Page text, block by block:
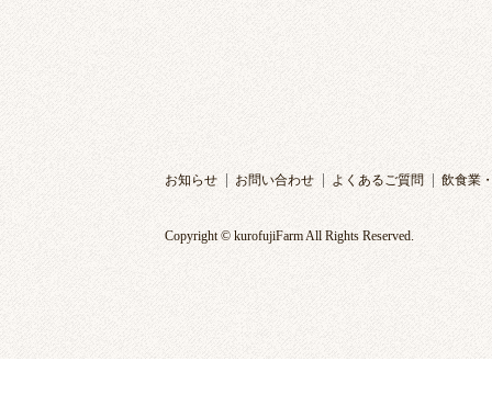
お知らせ お問い合わせ よくあるご質問 飲食業
Copyright © kurofujiFarm All Rights Reserved.